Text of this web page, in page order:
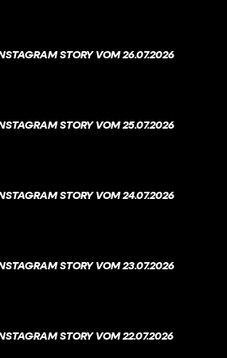
STORY VOM 26.07.2026
STORY VOM 25.07.2026
STORY VOM 24.07.2026
STORY VOM 23.07.2026
STORY VOM 22.07.2026